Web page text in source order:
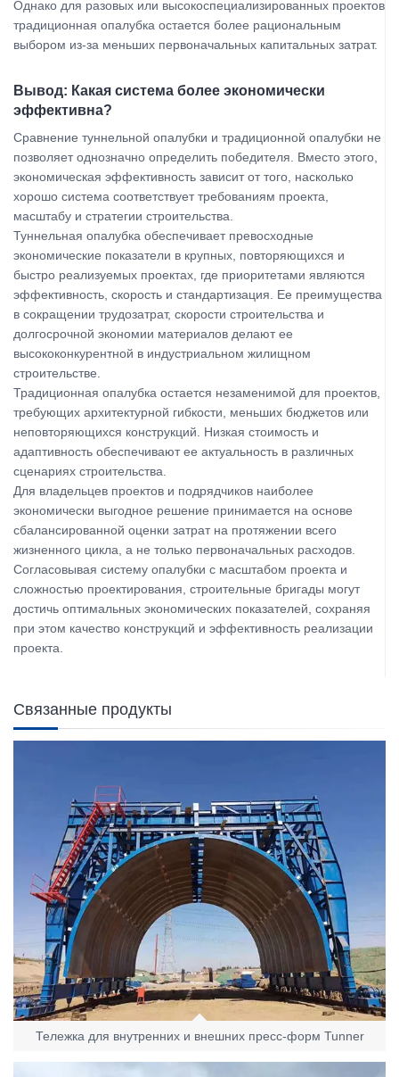
Однако для разовых или высокоспециализированных проектов
традиционная опалубка остается более рациональным
выбором из-за меньших первоначальных капитальных затрат.
Вывод: Какая система более экономически
эффективна?
Сравнение туннельной опалубки и традиционной опалубки не
позволяет однозначно определить победителя. Вместо этого,
экономическая эффективность зависит от того, насколько
хорошо система соответствует требованиям проекта,
масштабу и стратегии строительства.
Туннельная опалубка обеспечивает превосходные
экономические показатели в крупных, повторяющихся и
быстро реализуемых проектах, где приоритетами являются
эффективность, скорость и стандартизация. Ее преимущества
в сокращении трудозатрат, скорости строительства и
долгосрочной экономии материалов делают ее
высококонкурентной в индустриальном жилищном
строительстве.
Традиционная опалубка остается незаменимой для проектов,
требующих архитектурной гибкости, меньших бюджетов или
неповторяющихся конструкций. Низкая стоимость и
адаптивность обеспечивают ее актуальность в различных
сценариях строительства.
Для владельцев проектов и подрядчиков наиболее
экономически выгодное решение принимается на основе
сбалансированной оценки затрат на протяжении всего
жизненного цикла, а не только первоначальных расходов.
Согласовывая систему опалубки с масштабом проекта и
сложностью проектирования, строительные бригады могут
достичь оптимальных экономических показателей, сохраняя
при этом качество конструкций и эффективность реализации
проекта.
Связанные продукты
Тележка для внутренних и внешних пресс-форм Tunner